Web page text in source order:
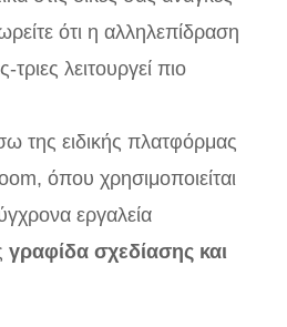
ότι η αλληλεπίδραση
τριες λειτουργεί πιο
της ειδικής πλατφόρμας
όπου χρησιμοποιείται
εργαλεία
γραφίδα σχεδίασης και